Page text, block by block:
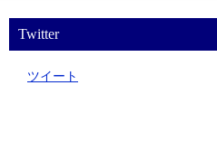
Twitter
ツイート